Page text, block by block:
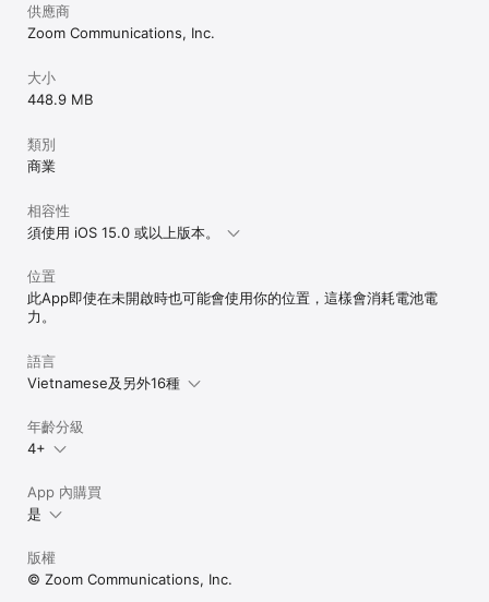
供應商
Zoom Communications, Inc.
大小
448.9 MB
類別
商業
相容性
須使用 iOS 15.0 或以上版本。
位置
此App即使在未開啟時也可能會使用你的位置，這樣會消耗電池電
力。
語言
Vietnamese及另外16種
年齡分級
4+
App 內購買
是
版權
© Zoom Communications, Inc.